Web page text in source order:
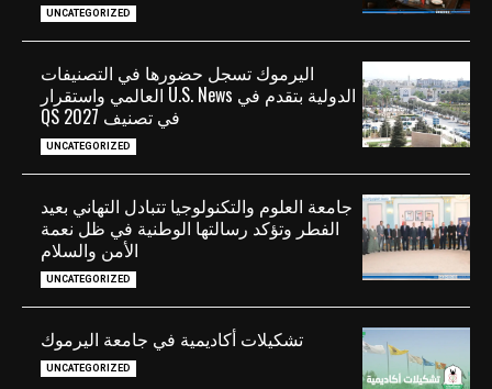
UNCATEGORIZED
اليرموك تسجل حضورها في التصنيفات
الدولية بتقدم في U.S. News العالمي واستقرار
في تصنيف QS 2027
UNCATEGORIZED
جامعة العلوم والتكنولوجيا تتبادل التهاني بعيد
الفطر وتؤكد رسالتها الوطنية في ظل نعمة
الأمن والسلام
UNCATEGORIZED
تشكيلات أكاديمية في جامعة اليرموك
UNCATEGORIZED